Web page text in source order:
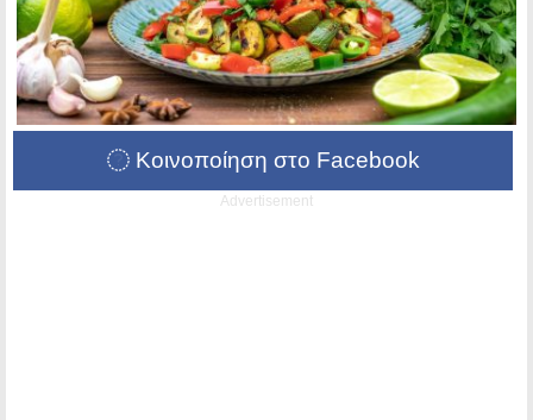
Κοινοποίηση στο Facebook
Advertisement